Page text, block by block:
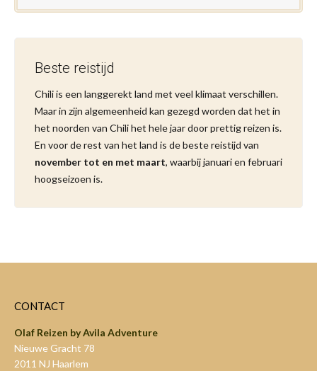
Beste reistijd
Chili is een langgerekt land met veel klimaat verschillen.
Maar in zijn algemeenheid kan gezegd worden dat het in
het noorden van Chili het hele jaar door prettig reizen is.
En voor de rest van het land is de beste reistijd van
november tot en met maart, waarbij januari en februari
hoogseizoen is.
CONTACT
Olaf Reizen by Avila Adventure
Nieuwe Gracht 78
2011 NJ Haarlem